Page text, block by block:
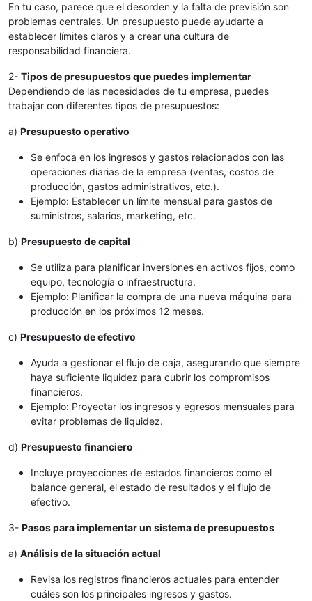
En tu caso, parece que el desorden y la falta de previsión son
problemas centrales. Un presupuesto puede ayudarte a
establecer límites claros y a crear una cultura de
responsabilidad financiera.
2- Tipos de presupuestos que puedes implementar
Dependiendo de las necesidades de tu empresa, puedes
trabajar con diferentes tipos de presupuestos:
a) Presupuesto operativo
Se enfoca en los ingresos y gastos relacionados con las
operaciones diarias de la empresa (ventas, costos de
producción, gastos administrativos, etc.).
Ejemplo: Establecer un límite mensual para gastos de
suministros, salarios, marketing, etc.
b) Presupuesto de capital
Se utiliza para planificar inversiones en activos fijos, como
equipo, tecnología o infraestructura.
Ejemplo: Planificar la compra de una nueva máquina para
producción en los próximos 12 meses.
c) Presupuesto de efectivo
Ayuda a gestionar el flujo de caja, asegurando que siempre
haya suficiente liquidez para cubrir los compromisos
financieros.
Ejemplo: Proyectar los ingresos y egresos mensuales para
evitar problemas de liquidez.
d) Presupuesto financiero
Incluye proyecciones de estados financieros como el
balance general, el estado de resultados y el flujo de
efectivo.
3- Pasos para implementar un sistema de presupuestos
a) Análisis de la situación actual
Revisa los registros financieros actuales para entender
cuáles son los principales ingresos y gastos.